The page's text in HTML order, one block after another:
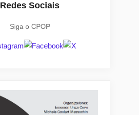
Redes Sociais
Siga o CPOP